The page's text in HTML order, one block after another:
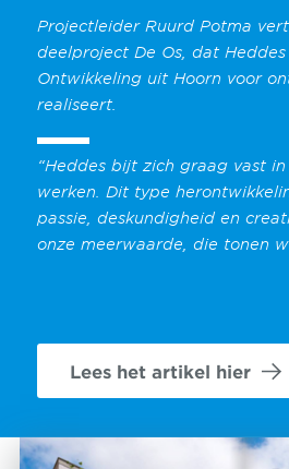
Projectleider Ruurd Potma
deelproject De Os, dat Heddes
Ontwikkeling uit Hoorn voor
realiseert.
“Heddes bijt zich graag vast
werken. Dit type
passie, deskundigheid en
onze meerwaarde, die tonen
Lees het artikel hier